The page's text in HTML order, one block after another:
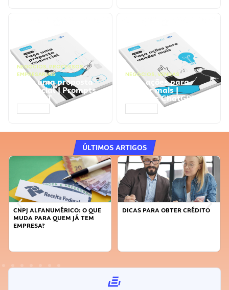
NEGÓCIOS, PROCESSOS
EMPRESARIAIS
Faça uma proposta
comercial | Prompts
ChatGPT
NEGÓCIOS, VENDAS
Faça ações para
vender mais |
Prompts ChatGPT
ÚLTIMOS ARTIGOS
DICAS PARA OBTER CRÉDITO
FAÇA A DIFERENÇA: SEJA